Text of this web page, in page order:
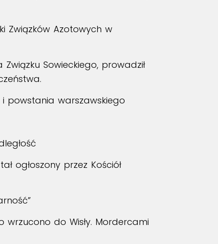
Związków Azotowych w
Sowieckiego, prowadził
i powstania warszawskiego
ogłoszony przez Kościół
do Wisły. Mordercami